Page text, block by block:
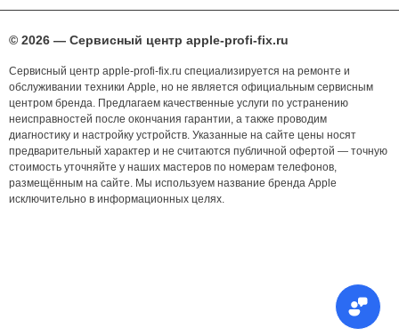
© 2026 — Сервисный центр apple-profi-fix.ru
Сервисный центр apple-profi-fix.ru специализируется на ремонте и
обслуживании техники Apple, но не является официальным сервисным
центром бренда. Предлагаем качественные услуги по устранению
неисправностей после окончания гарантии, а также проводим
диагностику и настройку устройств. Указанные на сайте цены носят
предварительный характер и не считаются публичной офертой — точную
стоимость уточняйте у наших мастеров по номерам телефонов,
размещённым на сайте. Мы используем название бренда Apple
исключительно в информационных целях.